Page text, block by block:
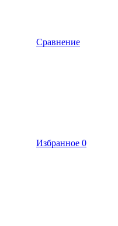
Сравнение
Избранное 0